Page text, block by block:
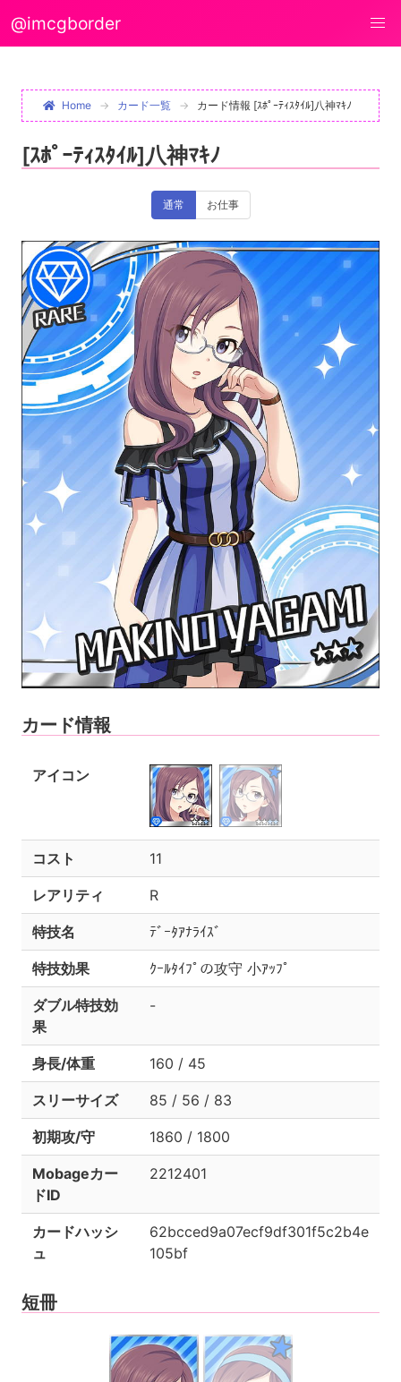
@imcgborder
Home カード一覧 カード情報 [ｽﾎﾟｰﾃｨｽﾀｲﾙ]八神ﾏｷﾉ
[ｽﾎﾟｰﾃｨｽﾀｲﾙ]八神ﾏｷﾉ
通常 お仕事
カード情報
アイコン
コスト 11
レアリティ R
特技名 ﾃﾞｰﾀｱﾅﾗｲｽﾞ
特技効果 ｸｰﾙﾀｲﾌﾟの攻守 小ｱｯﾌﾟ
ダブル特技効
果
-
身長/体重 160 / 45
スリーサイズ 85 / 56 / 83
初期攻/守 1860 / 1800
Mobageカー
ドID
2212401
カードハッシ
ュ
62bcced9a07ecf9df301f5c2b4e
105bf
短冊